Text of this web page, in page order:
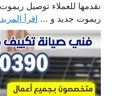
نقدمها للعملاء توصيل
ريموت جديد و ... اقرأ المزيد